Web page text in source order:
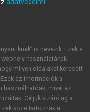
automatikusan
adatvédelmi
is nevezik. Ezek a
használatának
milyen oldalakat keresett
az információk a
használhatóak, mivel az
Céljuk kizárólag a
közé tartoznak a